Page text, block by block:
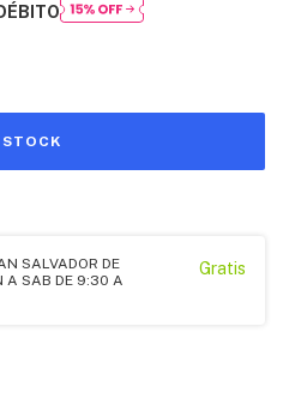
SALVADOR DE
A SAB DE 9:30 A
Gratis